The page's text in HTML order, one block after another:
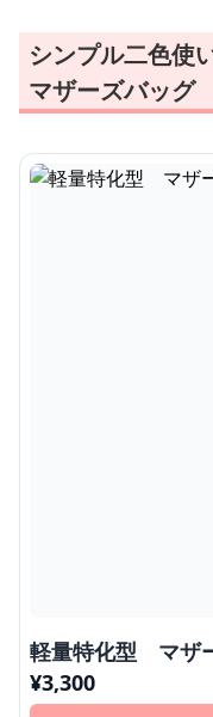
シンプル二色使
マザーズバッグ
軽量特化型 マザ
¥3,300